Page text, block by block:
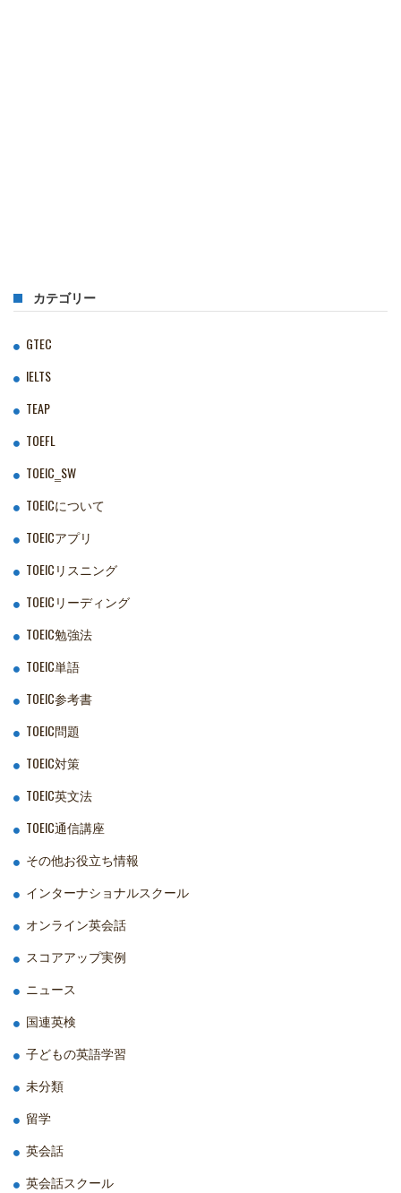
カテゴリー
GTEC
IELTS
TEAP
TOEFL
TOEIC‗SW
TOEICについて
TOEICアプリ
TOEICリスニング
TOEICリーディング
TOEIC勉強法
TOEIC単語
TOEIC参考書
TOEIC問題
TOEIC対策
TOEIC英文法
TOEIC通信講座
その他お役立ち情報
インターナショナルスクール
オンライン英会話
スコアアップ実例
ニュース
国連英検
子どもの英語学習
未分類
留学
英会話
英会話スクール